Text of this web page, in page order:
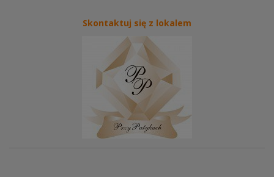
Skontaktuj się z lokalem